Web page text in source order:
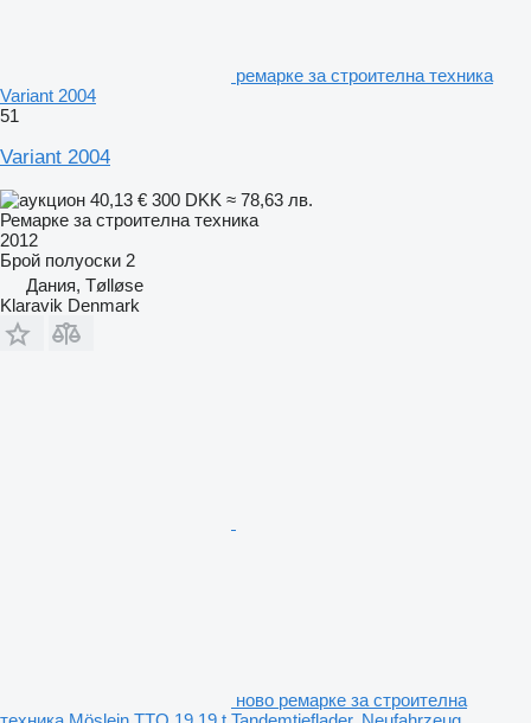
ремарке за строителна техника
Variant 2004
51
Variant 2004
40,13 € 300 DKK ≈ 78,63 лв.
Ремарке за строителна техника
2012
Брой полуоски 2
Дания, Tølløse
Klaravik Denmark
ново ремарке за строителна